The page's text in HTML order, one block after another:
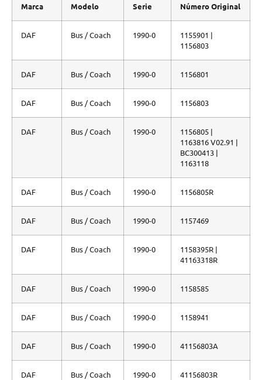
Marca Modelo Serie Número Original
DAF Bus / Coach 1990-0
1155901 |
1156803
DAF Bus / Coach 1990-0 1156801
DAF Bus / Coach 1990-0 1156803
DAF Bus / Coach 1990-0
1156805 |
1163816 V02.91 |
BC300413 |
1163118
DAF Bus / Coach 1990-0 1156805R
DAF Bus / Coach 1990-0 1157469
DAF Bus / Coach 1990-0
1158395R |
41163318R
DAF Bus / Coach 1990-0 1158585
DAF Bus / Coach 1990-0 1158941
DAF Bus / Coach 1990-0 41156803A
DAF Bus / Coach 1990-0 41156803R